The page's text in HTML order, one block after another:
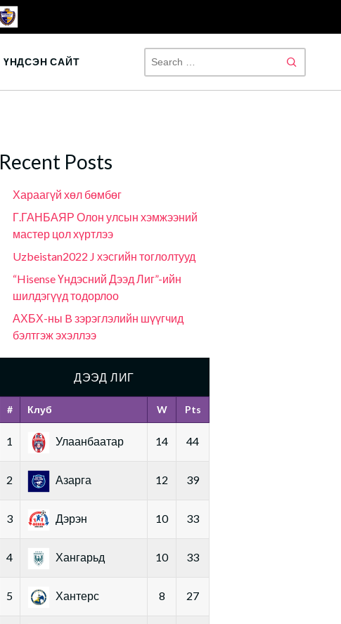
ҮНДСЭН САЙТ
Recent Posts
Хараагүй хөл бөмбөг
Г.ГАНБАЯР Олон улсын хэмжээний
мастер цол хүртлээ
Uzbeistan2022 J хэсгийн тоглолтууд
“Hisense Үндэсний Дээд Лиг”-ийн
шилдэгүүд тодорлоо
АХБХ-ны B зэрэглэлийн шүүгчид
бэлтгэж эхэллээ
ДЭЭД ЛИГ
# Клуб W Pts
1 Улаанбаатар 14 44
2 Азарга 12 39
3 Дэрэн 10 33
4 Хангарьд 10 33
5 Хантерс 8 27